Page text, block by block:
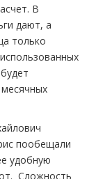
В
дают, а
только
пообещали
удобную
Сложность